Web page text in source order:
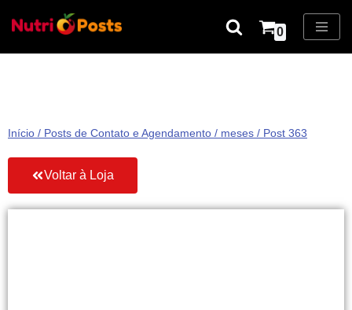
0
Início / Posts de Contato e Agendamento / meses / Post 363
Voltar à Loja